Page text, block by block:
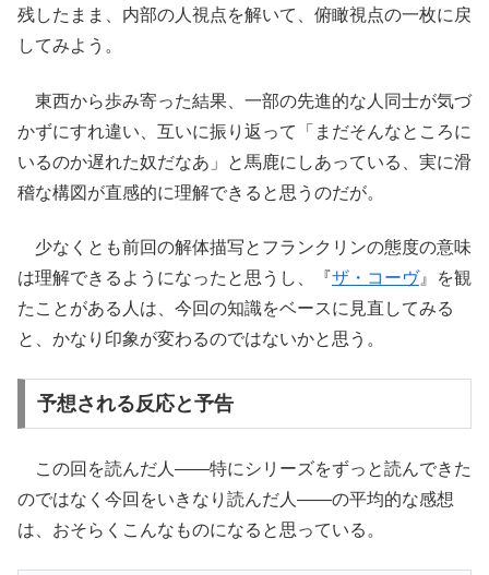
残したまま、内部の人視点を解いて、俯瞰視点の一枚に戻
してみよう。
東西から歩み寄った結果、一部の先進的な人同士が気づ
かずにすれ違い、互いに振り返って「まだそんなところに
いるのか遅れた奴だなあ」と馬鹿にしあっている、実に滑
稽な構図が直感的に理解できると思うのだが。
少なくとも前回の解体描写とフランクリンの態度の意味
は理解できるようになったと思うし、『ザ・コーヴ』を観
たことがある人は、今回の知識をベースに見直してみる
と、かなり印象が変わるのではないかと思う。
予想される反応と予告
この回を読んだ人――特にシリーズをずっと読んできた
のではなく今回をいきなり読んだ人――の平均的な感想
は、おそらくこんなものになると思っている。